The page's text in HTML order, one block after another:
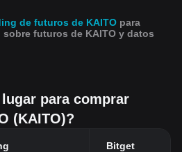
de futuros de KAITO para
futuros de KAITO y datos
para comprar
(KAITO)?
Bitget